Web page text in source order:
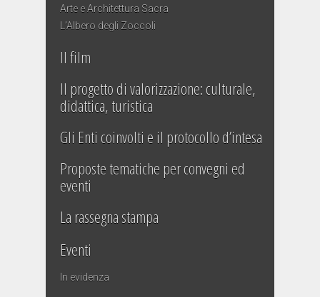
Arte e Architettura Sacra
L’Albero degli Zoccoli
Il film
Il progetto di valorizzazione: culturale,
didattica, turistica
Gli Enti coinvolti e il protocollo d’intesa
Proposte tematiche per convegni ed
eventi
La rassegna stampa
Eventi
In evidenza